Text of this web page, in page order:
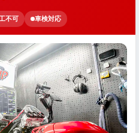
不可 車検対応